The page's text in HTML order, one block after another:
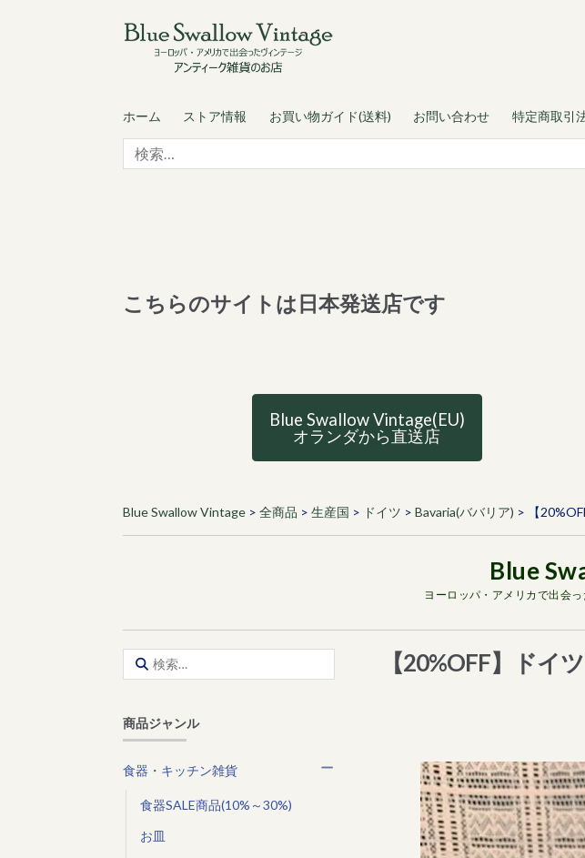
to
navigation
to
content
ホーム ストア情報 お買い物ガイド(送料) お問い合わせ 特定商取引
検
索:
こちらのサイトは日本発送店です
Blue Swallow Vintage(EU)
オランダから直送店
Blue Swallow Vintage> 全商品 > 生産国 > ドイツ > Bavaria(ババリア) > 【
ヨーロッパ・アメリカで出会
【20%OFF】ドイ
索:
商品ジャンル
食器・キッチン雑貨
食器SALE商品(10%～30%)
お皿